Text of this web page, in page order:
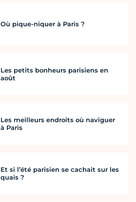
Où pique-niquer à Paris ?
Les petits bonheurs parisiens en
août
Les meilleurs endroits où naviguer
à Paris
Et si l’été parisien se cachait sur les
quais ?